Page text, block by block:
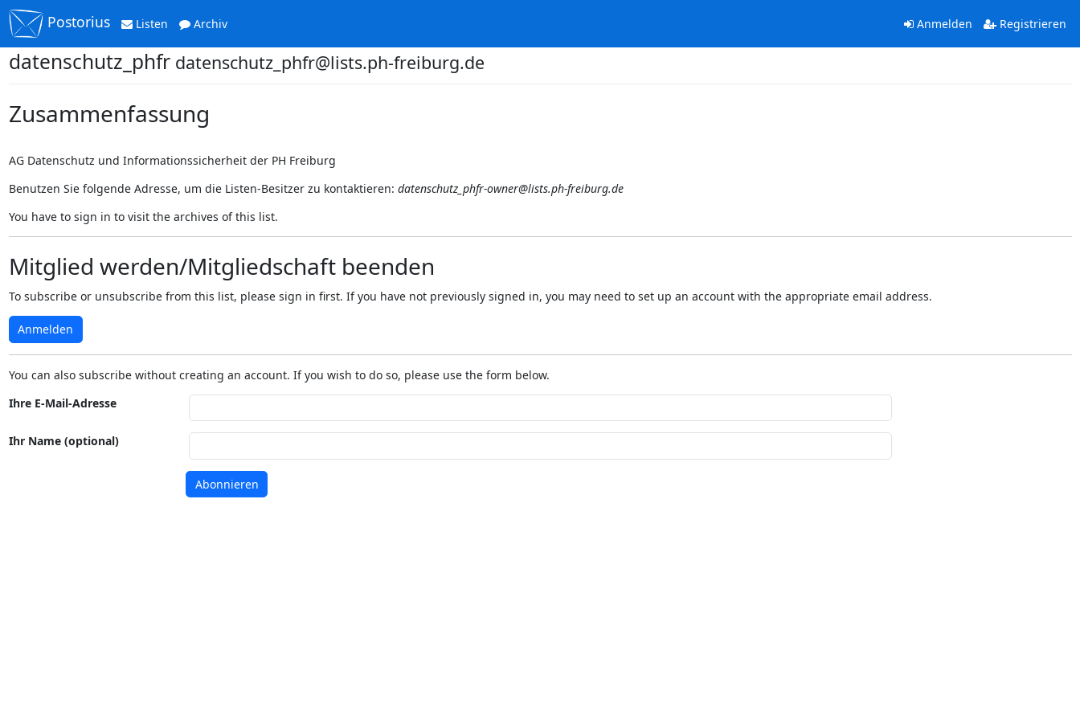
Postorius Listen Archiv Anmelden Registrieren
datenschutz_phfr datenschutz_phfr@lists.ph-freiburg.de
Zusammenfassung
AG Datenschutz und Informationssicherheit der PH Freiburg
Benutzen Sie folgende Adresse, um die Listen-Besitzer zu kontaktieren: datenschutz_phfr-owner@lists.ph-freiburg.de
You have to sign in to visit the archives of this list.
Mitglied werden/Mitgliedschaft beenden
To subscribe or unsubscribe from this list, please sign in first. If you have not previously signed in, you may need to set up an account with the appropriate email address.
Anmelden
You can also subscribe without creating an account. If you wish to do so, please use the form below.
Ihre E-Mail-Adresse
Ihr Name (optional)
Abonnieren